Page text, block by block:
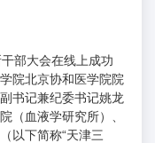
部大会在线上成功
院北京协和医学院院
书记兼纪委书记姚龙
（血液学研究所）、
以下简称“天津三